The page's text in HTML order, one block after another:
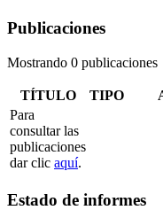
Publicaciones
Mostrando 0 publicaciones
TÍTULO TIPO
Para
consultar las
publicaciones
dar clic aquí.
Estado de informes